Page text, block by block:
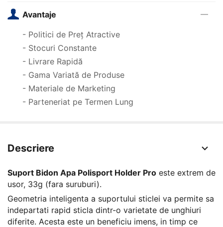
Avantaje
- Politici de Preț Atractive
- Stocuri Constante
- Livrare Rapidă
- Gama Variată de Produse
- Materiale de Marketing
- Parteneriat pe Termen Lung
Descriere
Suport Bidon Apa Polisport Holder Pro este extrem de
usor, 33g (fara suruburi).
Geometria inteligenta a suportului sticlei va permite sa
indepartati rapid sticla dintr-o varietate de unghiuri
diferite. Acesta este un beneficiu imens, in timp ce